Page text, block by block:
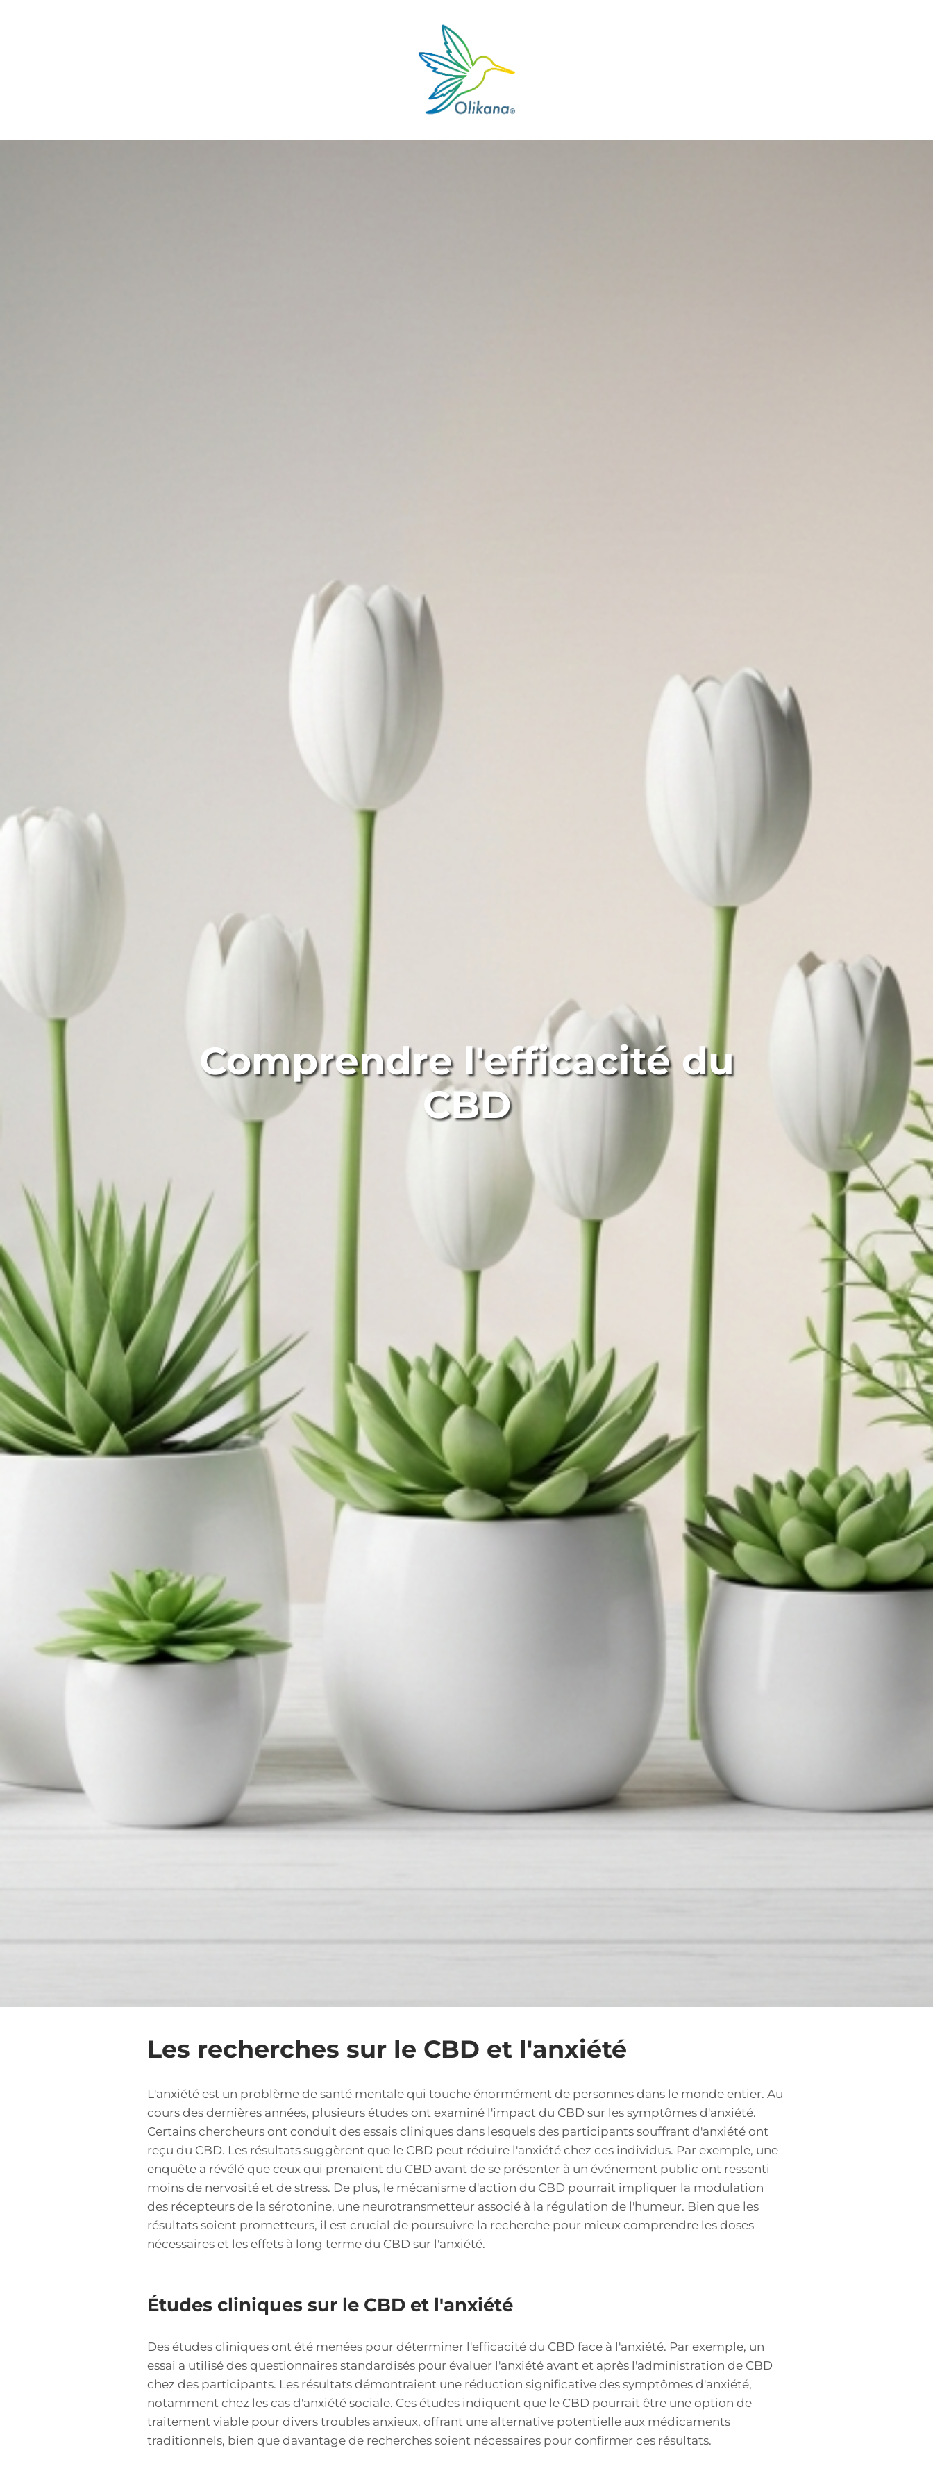
Comprendre l'efficacité du
CBD
Les recherches sur le CBD et l'anxiété
L'anxiété est un problème de santé mentale qui touche énormément de personnes dans le monde entier. Au
cours des dernières années, plusieurs études ont examiné l'impact du CBD sur les symptômes d'anxiété.
Certains chercheurs ont conduit des essais cliniques dans lesquels des participants souffrant d'anxiété ont
reçu du CBD. Les résultats suggèrent que le CBD peut réduire l'anxiété chez ces individus. Par exemple, une
enquête a révélé que ceux qui prenaient du CBD avant de se présenter à un événement public ont ressenti
moins de nervosité et de stress. De plus, le mécanisme d'action du CBD pourrait impliquer la modulation
des récepteurs de la sérotonine, une neurotransmetteur associé à la régulation de l'humeur. Bien que les
résultats soient prometteurs, il est crucial de poursuivre la recherche pour mieux comprendre les doses
nécessaires et les effets à long terme du CBD sur l'anxiété.
Études cliniques sur le CBD et l'anxiété
Des études cliniques ont été menées pour déterminer l'efficacité du CBD face à l'anxiété. Par exemple, un
essai a utilisé des questionnaires standardisés pour évaluer l'anxiété avant et après l'administration de CBD
chez des participants. Les résultats démontraient une réduction significative des symptômes d'anxiété,
notamment chez les cas d'anxiété sociale. Ces études indiquent que le CBD pourrait être une option de
traitement viable pour divers troubles anxieux, offrant une alternative potentielle aux médicaments
traditionnels, bien que davantage de recherches soient nécessaires pour confirmer ces résultats.